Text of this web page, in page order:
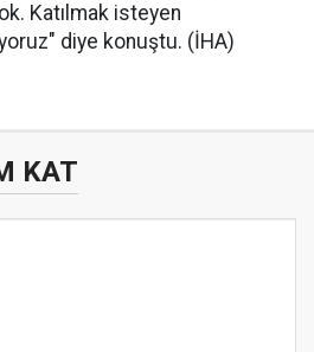
Katılmak isteyen
diye konuştu. (İHA)
KAT